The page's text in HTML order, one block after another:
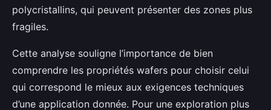
polycristallins, qui peuvent présenter des zones plus
fragiles.
Cette analyse souligne l’importance de bien
comprendre les propriétés wafers pour choisir celui
qui correspond le mieux aux exigences techniques
d’une application donnée. Pour une exploration plus